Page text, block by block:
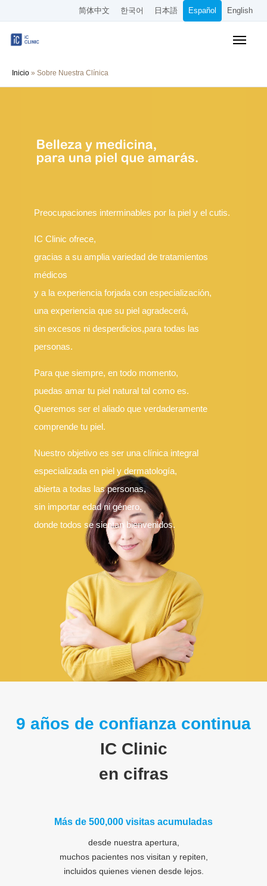
简体中文 한국어 日本語 Español English
Inicio » Sobre Nuestra Clínica
Preocupaciones interminables por la piel y el cutis.
IC Clinic ofrece,
gracias a su amplia variedad de tratamientos
médicos
y a la experiencia forjada con especialización,
una experiencia que su piel agradecerá,
sin excesos ni desperdicios,para todas las
personas.
Para que siempre, en todo momento,
puedas amar tu piel natural tal como es.
Queremos ser el aliado que verdaderamente
comprende tu piel.
Nuestro objetivo es ser una clínica integral
especializada en piel y dermatología,
abierta a todas las personas,
sin importar edad ni género,
donde todos se sientan bienvenidos.
9 años de confianza continua
IC Clinic
en cifras
Más de 500,000 visitas acumuladas
desde nuestra apertura,
muchos pacientes nos visitan y repiten,
incluidos quienes vienen desde lejos.
Sobre Nuestra Clínica
Idioma